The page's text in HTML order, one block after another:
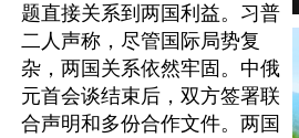
题直接关系到两国利益。习普
二人声称，尽管国际局势复
杂，两国关系依然牢固。中俄
元首会谈结束后，双方签署联
合声明和多份合作文件。两国